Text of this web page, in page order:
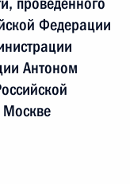
Федерации
Антоном